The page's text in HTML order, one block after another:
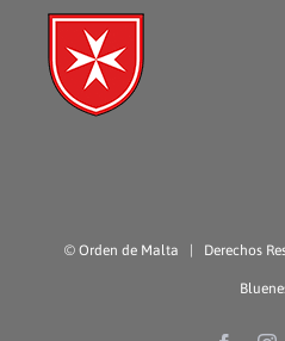
© Orden de Malta | Derechos